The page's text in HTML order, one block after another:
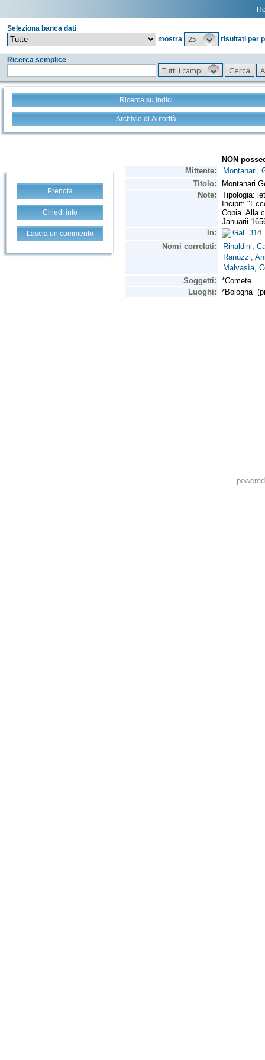
Seleziona banca dati
mostra
25 risultati per
Ricerca semplice
Tutti i campi
Ricerca su indici
Archivio di Autorità
Prenota
Chiedi info
Lascia un commento